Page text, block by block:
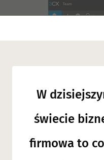
W
świecie
firmowa to